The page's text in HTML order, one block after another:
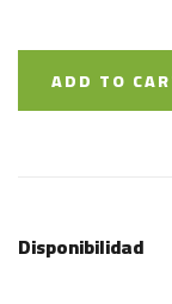
ADD TO
Disponibilidad